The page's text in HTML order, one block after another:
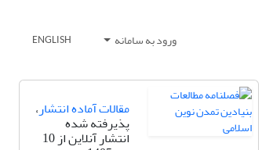
ورود به سامانه ENGLISH
مقالات آماده انتشار،
پذیرفته شده
انتشار آنلاین از 10